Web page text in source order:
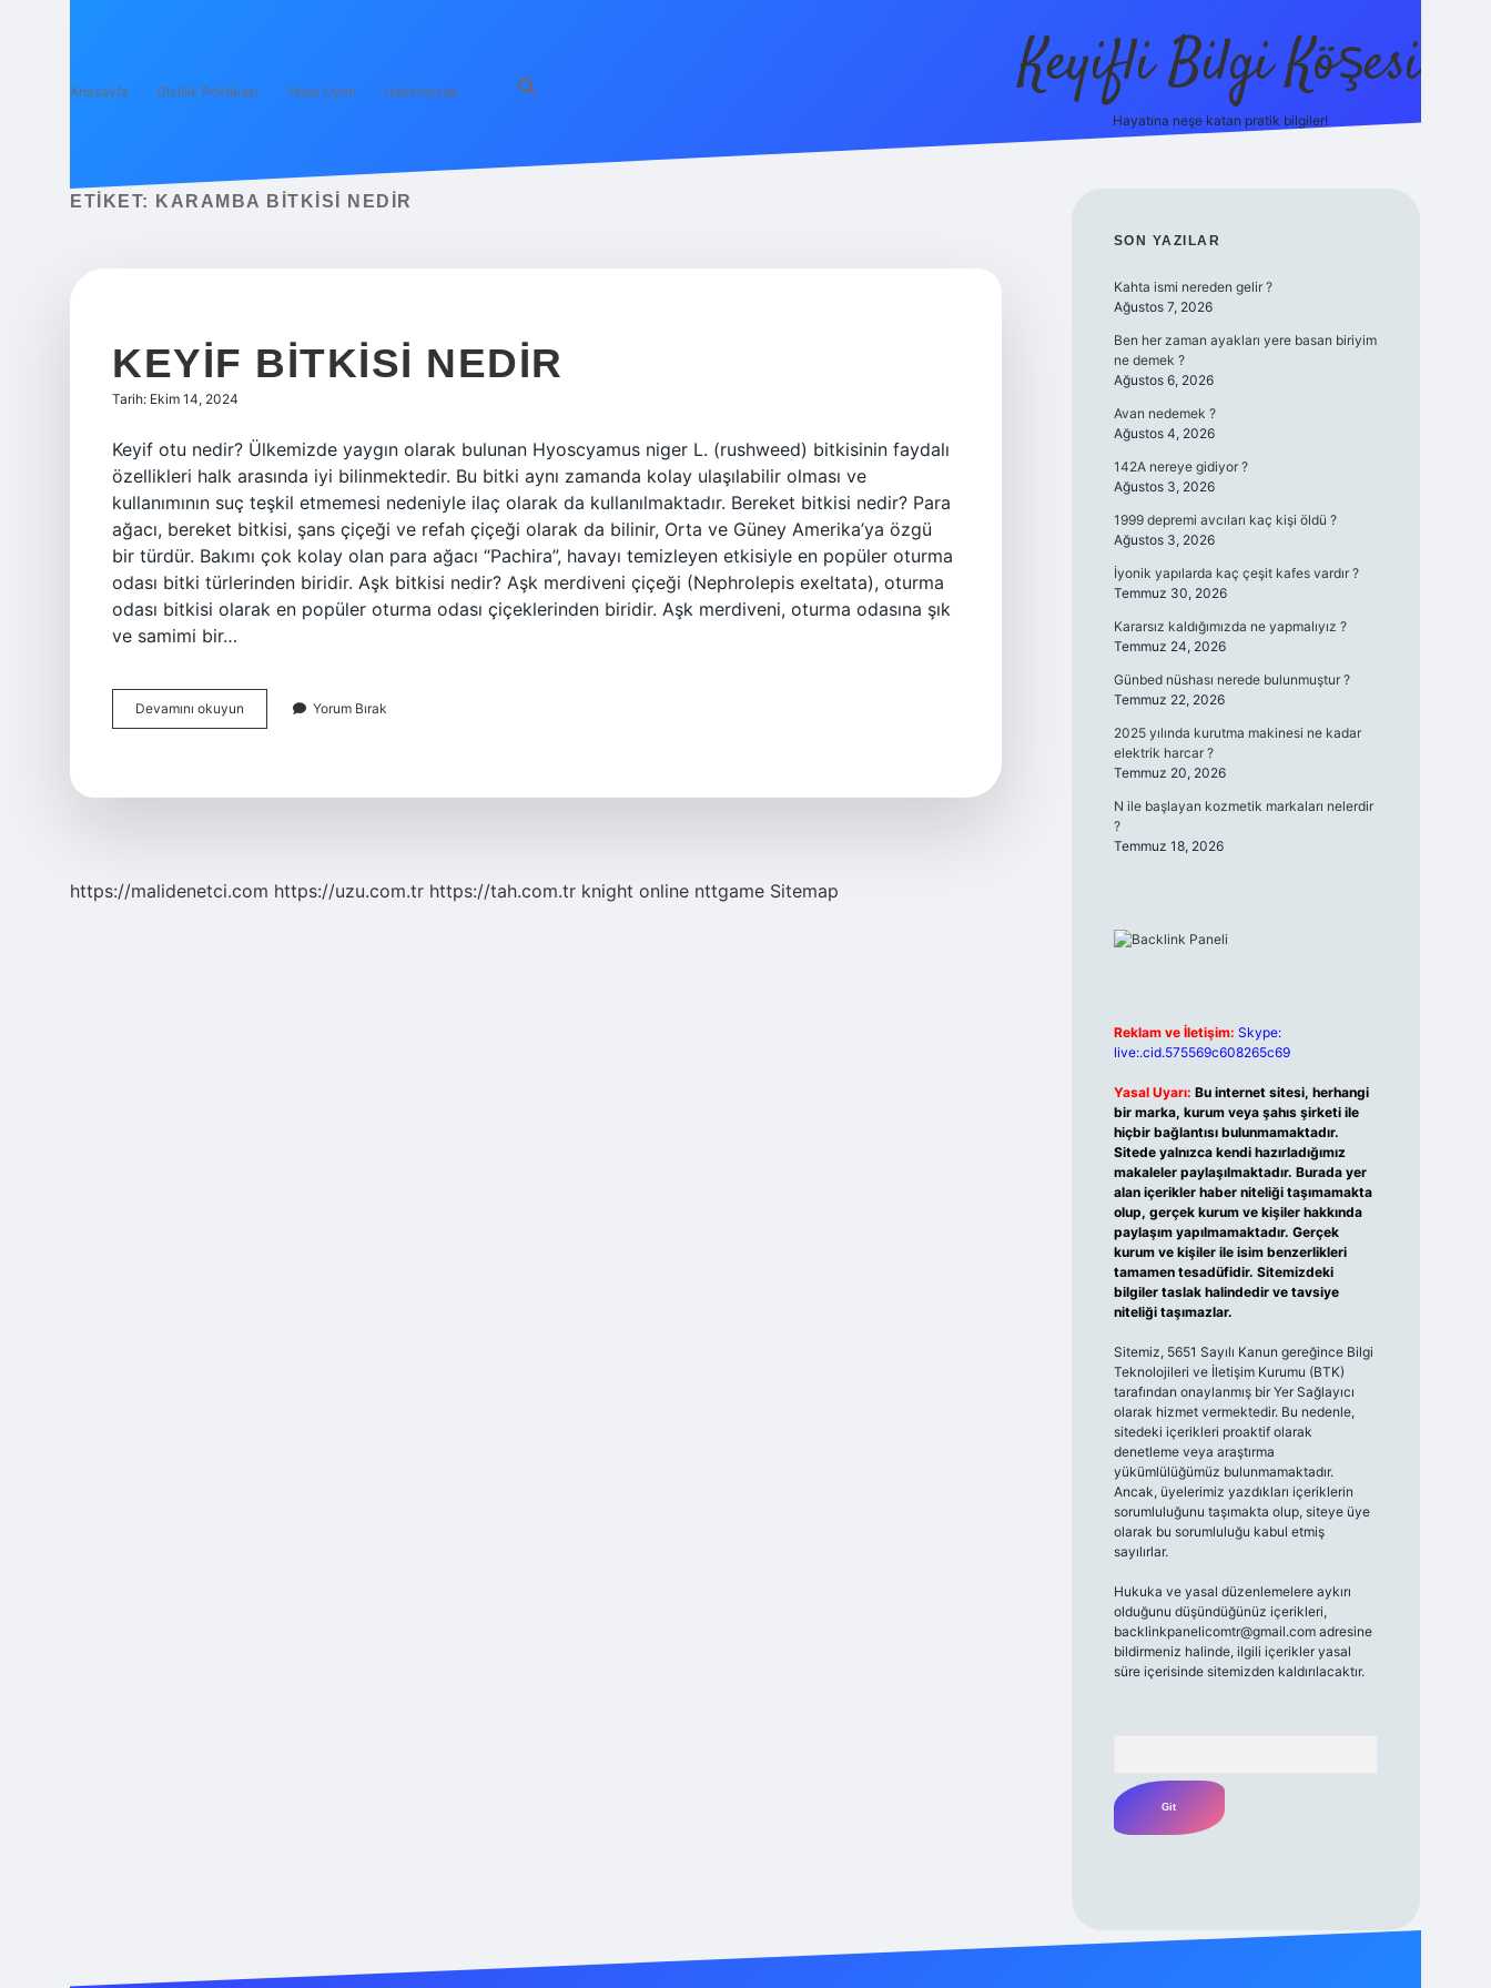
Anasayfa Gizlilik Politikası Yasal Uyarı Hakkımızda Keyifli Bilgi Köşesi
Hayatına neşe katan pratik bilgiler!
ETIKET: KARAMBA BITKISI NEDIR
KEYIF BITKISI NEDIR
Tarih: Ekim 14, 2024
Keyif otu nedir? Ülkemizde yaygın olarak bulunan Hyoscyamus niger L. (rushweed) bitkisinin faydalı
özellikleri halk arasında iyi bilinmektedir. Bu bitki aynı zamanda kolay ulaşılabilir olması ve
kullanımının suç teşkil etmemesi nedeniyle ilaç olarak da kullanılmaktadır. Bereket bitkisi nedir? Para
ağacı, bereket bitkisi, şans çiçeği ve refah çiçeği olarak da bilinir, Orta ve Güney Amerika’ya özgü
bir türdür. Bakımı çok kolay olan para ağacı “Pachira”, havayı temizleyen etkisiyle en popüler oturma
odası bitki türlerinden biridir. Aşk bitkisi nedir? Aşk merdiveni çiçeği (Nephrolepis exeltata), oturma
odası bitkisi olarak en popüler oturma odası çiçeklerinden biridir. Aşk merdiveni, oturma odasına şık
ve samimi bir…
Devamını okuyun
Bitkisi
Yorum Bırak
https://malidenetci.com https://uzu.com.tr https://tah.com.tr knight online nttgame Sitemap
SIDEBAR
SON YAZILAR
Kahta ismi nereden gelir ?
Ağustos 7, 2026
Ben her zaman ayakları yere basan biriyim
ne demek ?
Ağustos 6, 2026
Avan nedemek ?
Ağustos 4, 2026
142A nereye gidiyor ?
Ağustos 3, 2026
1999 depremi avcıları kaç kişi öldü ?
Ağustos 3, 2026
İyonik yapılarda kaç çeşit kafes vardır ?
Temmuz 30, 2026
Kararsız kaldığımızda ne yapmalıyız ?
Temmuz 24, 2026
Günbed nüshası nerede bulunmuştur ?
Temmuz 22, 2026
2025 yılında kurutma makinesi ne kadar
elektrik harcar ?
Temmuz 20, 2026
N ile başlayan kozmetik markaları nelerdir
?
Temmuz 18, 2026
Reklam ve İletişim: Skype:
live:.cid.575569c608265c69
Yasal Uyarı: Bu internet sitesi, herhangi
bir marka, kurum veya şahıs şirketi ile
hiçbir bağlantısı bulunmamaktadır.
Sitede yalnızca kendi hazırladığımız
makaleler paylaşılmaktadır. Burada yer
alan içerikler haber niteliği taşımamakta
olup, gerçek kurum ve kişiler hakkında
paylaşım yapılmamaktadır. Gerçek
kurum ve kişiler ile isim benzerlikleri
tamamen tesadüfidir. Sitemizdeki
bilgiler taslak halindedir ve tavsiye
niteliği taşımazlar.
Sitemiz, 5651 Sayılı Kanun gereğince Bilgi
Teknolojileri ve İletişim Kurumu (BTK)
tarafından onaylanmış bir Yer Sağlayıcı
olarak hizmet vermektedir. Bu nedenle,
sitedeki içerikleri proaktif olarak
denetleme veya araştırma
yükümlülüğümüz bulunmamaktadır.
Ancak, üyelerimiz yazdıkları içeriklerin
sorumluluğunu taşımakta olup, siteye üye
olarak bu sorumluluğu kabul etmiş
sayılırlar.
Hukuka ve yasal düzenlemelere aykırı
olduğunu düşündüğünüz içerikleri,
backlinkpanelicomtr@gmail.comadresine
bildirmeniz halinde, ilgili içerikler yasal
süre içerisinde sitemizden kaldırılacaktır.